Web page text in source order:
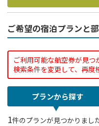
ご希望の宿泊プランと
ご利用可能な航空券が見つ
検索条件を変更して、再度
プランから探す
1件のプランが見つかりまし